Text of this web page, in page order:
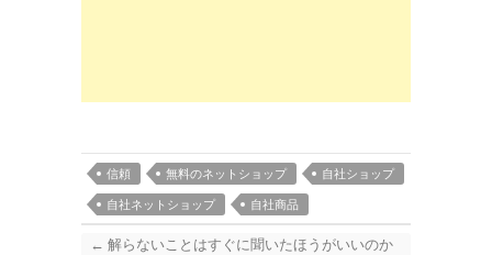
信頼 無料のネットショップ
自社ショップ
自社ネットショップ
自社商品
← 解らないことはすぐに聞いたほうがいいのか